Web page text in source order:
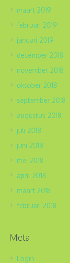
maart 2019
februari 2019
januari 2019
december 2018
november 2018
oktober 2018
september 2018
augustus 2018
juli 2018
juni 2018
mei 2018
april 2018
maart 2018
februari 2018
Meta
Login